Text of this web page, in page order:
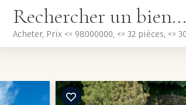
Rechercher un bien...